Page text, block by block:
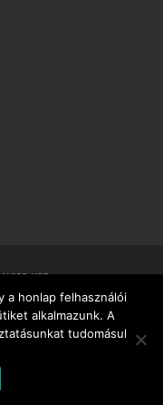
KFT.
PARTNEREK
LEGYEN SAJÁT HONLAPJA
a honlap felhasználói
alkalmazunk. A
tudomásul